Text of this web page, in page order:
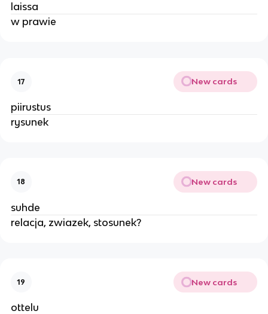
laissa
w prawie
17 New cards
piirustus
rysunek
18 New cards
suhde
relacja, zwiazek, stosunek?
19 New cards
ottelu